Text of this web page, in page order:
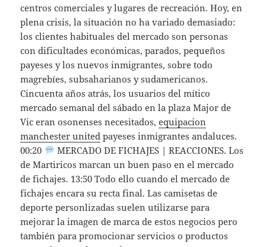
centros comerciales y lugares de recreación. Hoy, en
plena crisis, la situación no ha variado demasiado:
los clientes habituales del mercado son personas
con dificultades económicas, parados, pequeños
payeses y los nuevos inmigrantes, sobre todo
magrebíes, subsaharianos y sudamericanos.
Cincuenta años atrás, los usuarios del mítico
mercado semanal del sábado en la plaza Major de
Vic eran osonenses necesitados,equipacion
manchester united payeses inmigrantes andaluces.
00:20
MERCADO DE FICHAJES | REACCIONES. Los
de Martiricos marcan un buen paso en el mercado
de fichajes. 13:50 Todo ello cuando el mercado de
fichajes encara su recta final. Las camisetas de
deporte personlizadas suelen utilizarse para
mejorar la imagen de marca de estos negocios pero
también para promocionar servicios o productos